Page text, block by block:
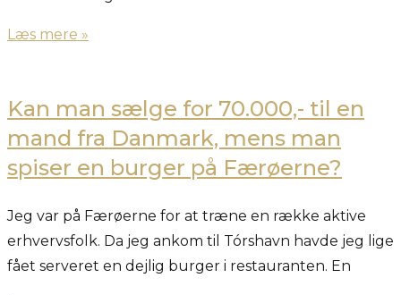
Læs mere »
Kan man sælge for 70.000,- til en
mand fra Danmark, mens man
spiser en burger på Færøerne?
Jeg var på Færøerne for at træne en række aktive
erhvervsfolk. Da jeg ankom til Tórshavn havde jeg lige
fået serveret en dejlig burger i restauranten. En